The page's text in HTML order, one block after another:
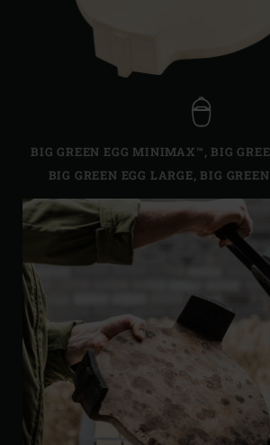
BIG GREEN EGG MINIMAX™,BIG
BIG GREEN EGG LARGE,BIG